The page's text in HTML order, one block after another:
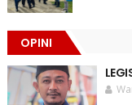
OPINI